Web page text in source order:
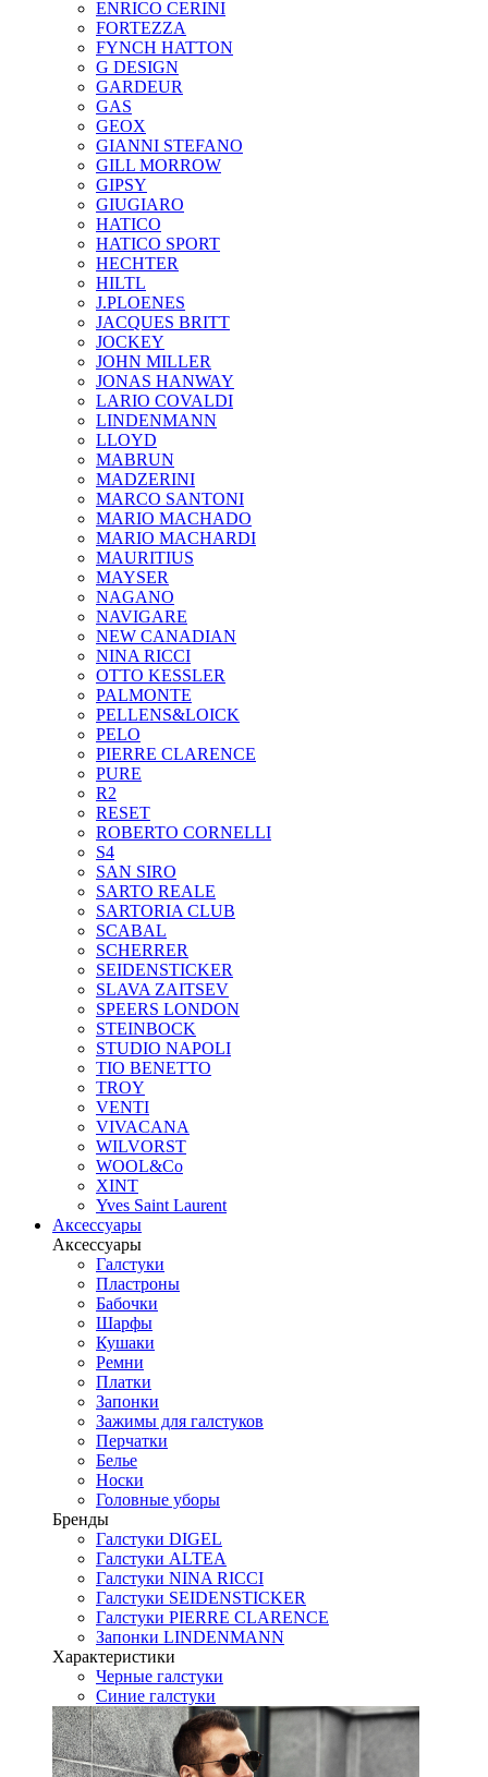
ENRICO CERINI
FORTEZZA
FYNCH HATTON
G DESIGN
GARDEUR
GAS
GEOX
GIANNI STEFANO
GILL MORROW
GIPSY
GIUGIARO
HATICO
HATICO SPORT
HECHTER
HILTL
J.PLOENES
JAСQUES BRITT
JOCKEY
JOHN MILLER
JONAS HANWAY
LARIO COVALDI
LINDENMANN
LLOYD
MABRUN
MADZERINI
MARCO SANTONI
MARIO MACHADO
MARIO MACHARDI
MAURITIUS
MAYSER
NAGANO
NAVIGARE
NEW CANADIAN
NINA RICCI
OTTO KESSLER
PALMONTE
PELLENS&LOICK
PELO
PIERRE CLARENCE
PURE
R2
RESET
ROBERTO CORNELLI
S4
SAN SIRO
SARTO REALE
SARTORIA CLUB
SCABAL
SCHERRER
SEIDENSTICKER
SLAVA ZAITSEV
SPEERS LONDON
STEINBOCK
STUDIO NAPOLI
TIO BENETTO
TROY
VENTI
VIVACANA
WILVORST
WOOL&Co
XINT
Yves Saint Laurent
Аксессуары
Аксессуары
Галстуки
Пластроны
Бабочки
Шарфы
Кушаки
Ремни
Платки
Запонки
Зажимы для галстуков
Перчатки
Белье
Носки
Головные уборы
Бренды
Галстуки DIGEL
Галстуки ALTEA
Галстуки NINA RICCI
Галстуки SEIDENSTICKER
Галстуки PIERRE CLARENCE
Запонки LINDENMANN
Характеристики
Черные галстуки
Синие галстуки